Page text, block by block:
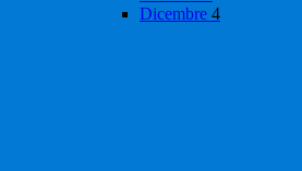
Dicembre 4